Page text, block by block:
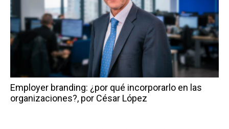
Employer branding: ¿por qué incorporarlo en las
organizaciones?, por César López